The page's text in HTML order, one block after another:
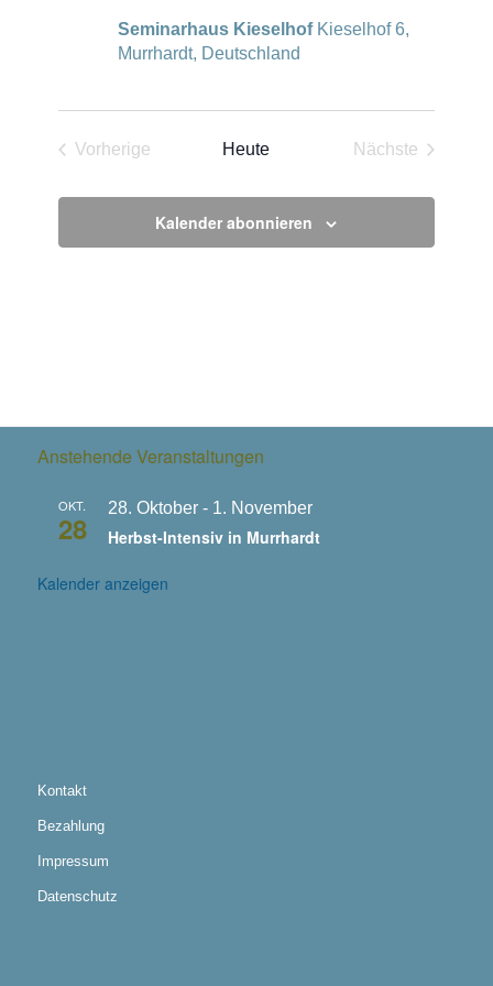
Seminarhaus Kieselhof Kieselhof 6,
Murrhardt, Deutschland
Vorherige
Heute
Nächste
Kalender abonnieren
Anstehende Veranstaltungen
OKT.
28
28. Oktober- 1. November
Herbst-Intensiv in Murrhardt
Kalender anzeigen
Kontakt
Bezahlung
Impressum
Datenschutz